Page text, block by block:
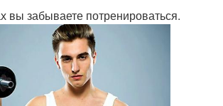
вы забываете потренироваться.